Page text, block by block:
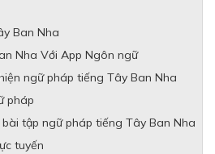
Ban Nha
Nha Với App Ngôn ngữ
ngữ pháp tiếng Tây Ban Nha
pháp
tập ngữ pháp tiếng Tây Ban Nha
tuyến